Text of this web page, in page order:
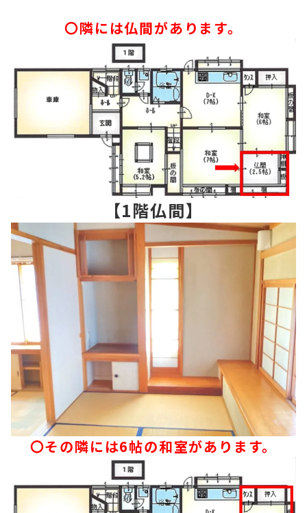
〇隣には仏間があります。
【1階仏間】
〇その隣には6帖の和室があります。